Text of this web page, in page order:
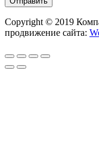
Copyright © 2019
продвижение сайта: